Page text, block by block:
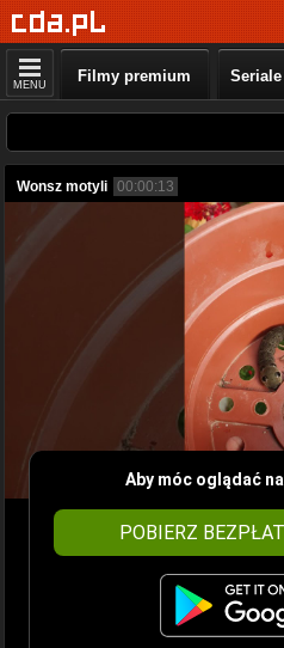
MENU Filmy premium
Wonsz motyli 00:00:13
Aby móc oglądać
POBIERZ